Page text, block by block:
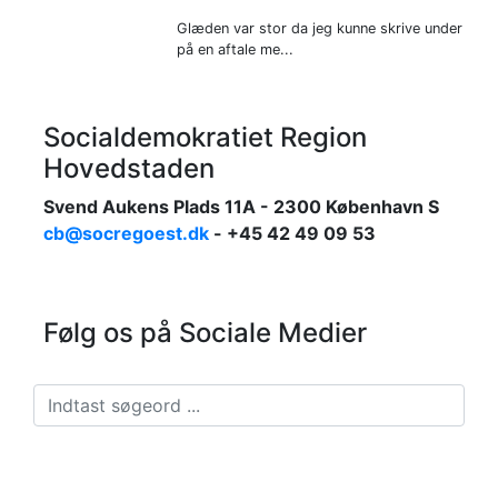
Glæden var stor da jeg kunne skrive under
på en aftale me...
Socialdemokratiet Region
Hovedstaden
Svend Aukens Plads 11A - 2300 København S
cb@socregoest.dk - +45 42 49 09 53
Følg os på Sociale Medier